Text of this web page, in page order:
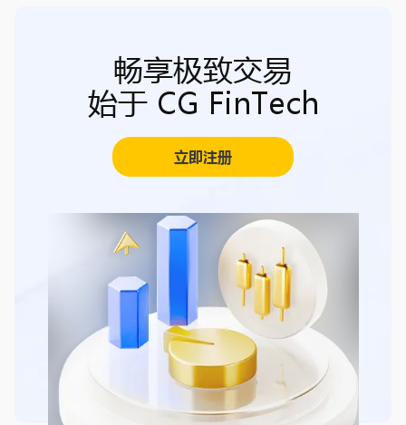
畅享极致交易
始于 CG FinTech
立即注册